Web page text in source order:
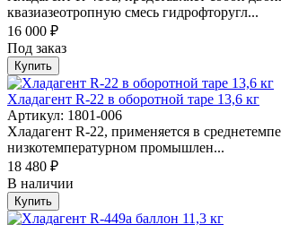
квазиазеотропную смесь гидрофторугл...
16 000 ₽
Под заказ
Купить
Хладагент R-22 в оборотной таре 13,6 кг
Артикул: 1801-006
Хладагент R-22, применяется в
низкотемпературном промышлен...
18 480 ₽
В наличии
Купить